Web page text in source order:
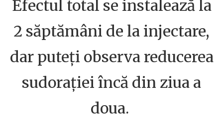
Efectul total se instalează la
2 săptămâni de la injectare,
dar puteți observa reducerea
sudorației încă din ziua a
doua.